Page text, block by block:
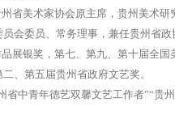
美术家协会原主席，贵州美术研
会委员、常务理事，兼任贵州省政
银奖，第七、第九、第十届全国
、第五届贵州省政府文艺奖。
省中青年德艺双馨文艺工作者”“贵